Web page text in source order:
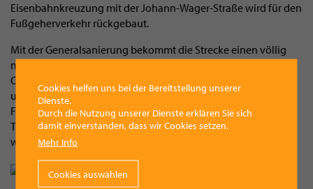
Eisenbahnkreuzung mit der Johann-Wager-Straße wird für den
Fußgeherverkehr rückgebaut.
Mit der Generalsanierung bekommt die Strecke einen völlig
neuen Unterbau inklusive Entwässerungsanlagen. Beim
Oberbau werden in den Gleisschotter Betonschwellen verlegt
und anschließend die Schienen lückenlos verschweißt. Das
Fahrtgeräusch durch die Schienenstöße fällt damit weg, die
Tram bewegt sich in diesem Bereich sehr geräuscharm, was
wiederum eine verbesserte Situation für die Anrainer darstellt.
Cookies helfen uns bei der Bereitstellung unserer
Dienste.
Durch die Nutzung unserer Dienste erklären Sie sich
damit einverstanden, dass wir Cookies setzen.
Mehr Info
Cookies auswählen